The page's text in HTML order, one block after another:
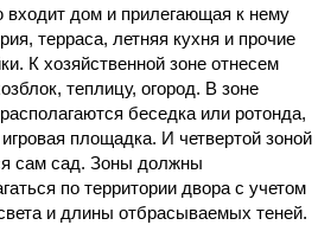
входит дом и прилегающая к нему
терраса, летняя кухня и прочие
К хозяйственной зоне отнесем
теплицу, огород. В зоне
беседка или ротонда,
площадка. И четвертой зоной
сам сад. Зоны должны
по территории двора с учетом
и длины отбрасываемых теней.